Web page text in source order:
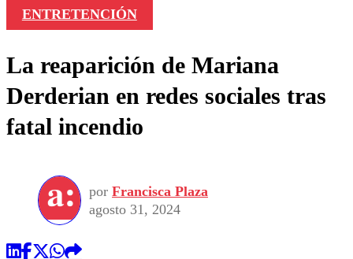
ENTRETENCIÓN
La reaparición de Mariana
Derderian en redes sociales tras
fatal incendio
por Francisca Plaza
agosto 31, 2024